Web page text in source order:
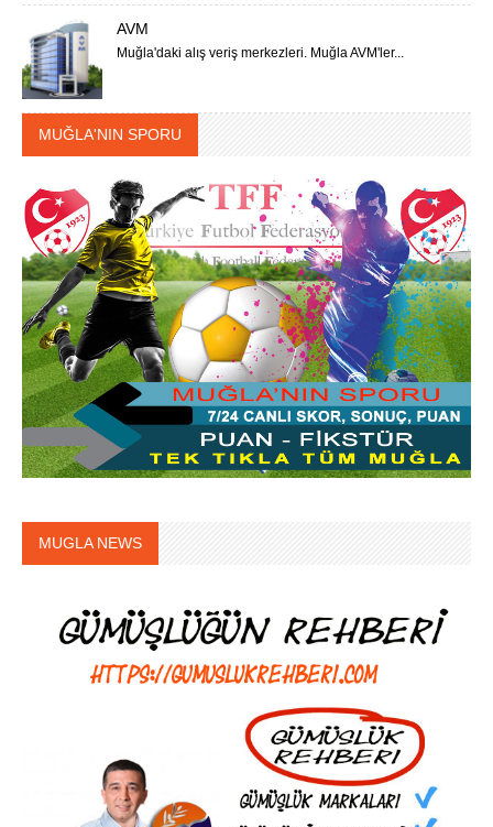
AVM
Muğla'daki alış veriş merkezleri. Muğla AVM'ler...
MUĞLA'NIN SPORU
MUGLA NEWS